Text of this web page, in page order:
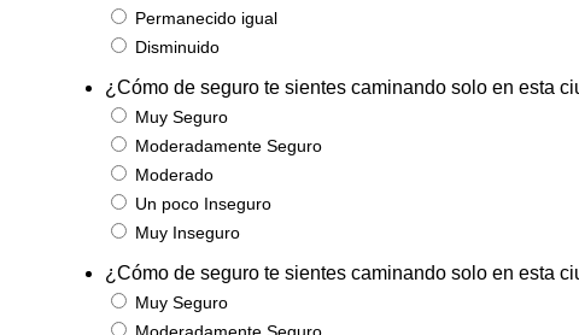
Permanecido igual
Disminuido
¿Cómo de seguro te sientes caminando solo en esta
Muy Seguro
Moderadamente Seguro
Moderado
Un poco Inseguro
Muy Inseguro
¿Cómo de seguro te sientes caminando solo en esta
Muy Seguro